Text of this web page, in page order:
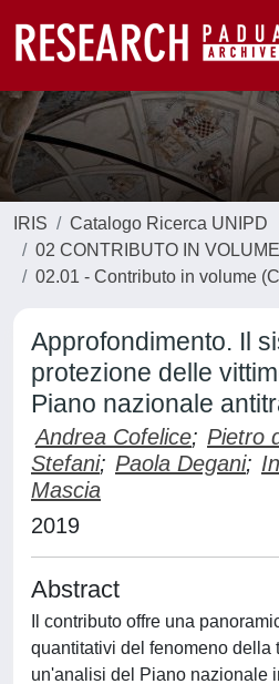
IRIS
Catalogo Ricerca UNIPD
02 CONTRIBUTO IN VOLUME
02.01 - Contributo in volume
Approfondimento. Il
protezione delle
Piano nazionale
Andrea Cofelice; Pietro
Stefani; Paola Degani;
Mascia
2019
Abstract
Il contributo offre una
quantitativi del fenomeno della
un'analisi del Piano nazionale